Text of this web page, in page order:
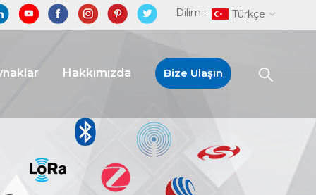
Dilim : Türkçe
Hakkımızda Bize Ulaşın